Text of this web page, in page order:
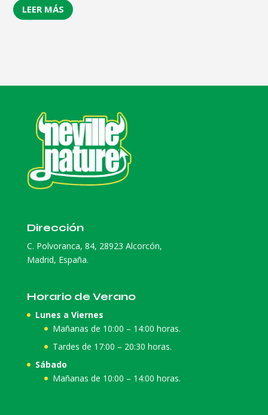
LEER MÁS
Dirección
C. Polvoranca, 84, 28923 Alcorcón,
Madrid, España.
Horario de Verano
Lunes a Viernes
Mañanas de 10:00 – 14:00 horas.
Tardes de 17:00 – 20:30 horas.
Sábado
Mañanas de 10:00 – 14:00 horas.